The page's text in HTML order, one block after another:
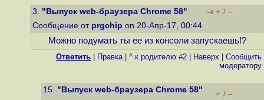
3. "Выпуск web-браузера Chrome 58" –8 + / –
Сообщение от prgchip on 20-Апр-17, 00:44
Можно подумать ты ее из консоли запускаешь!?
Ответить Правка| ^ к родителю #2 Наверх
Cообщить
модератору
15. "Выпуск web-браузера Chrome 58" + / –